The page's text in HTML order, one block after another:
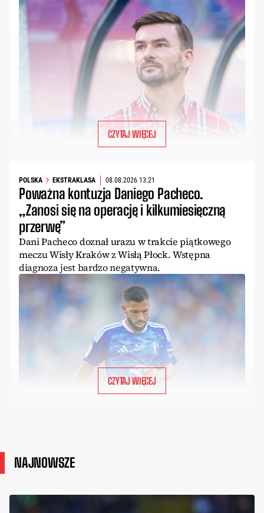
CZYTAJ WIĘCEJ
POLSKA EKSTRAKLASA 08.08.2026 13:21
Poważna kontuzja Daniego Pacheco.
„Zanosi się na operację i kilkumiesięczną
przerwę”
Dani Pacheco doznał urazu w trakcie piątkowego
meczu Wisły Kraków z Wisłą Płock. Wstępna
diagnoza jest bardzo negatywna.
CZYTAJ WIĘCEJ
NAJNOWSZE